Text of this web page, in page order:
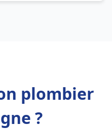
plombier
?